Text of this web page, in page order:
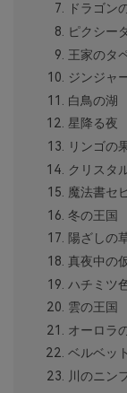
ドラゴン
ピクシー
王家のタ
ジンジャ
白鳥の湖
星降る夜
リンゴの
クリスタ
魔法書セ
冬の王国
陽ざしの
真夜中の
ハチミツ
雲の王国
オーロラ
ベルベッ
川のニン